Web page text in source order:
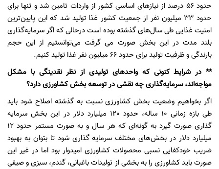
حدود 56 درصد از نیازهای اساسی کشور از واردات تامین شد و تنها برای
حدود 33 میلیون نفر از جمعیت کشور غذا تولید شد که این پایین‌ترین
امنیت غذایی طی سال‌های گذشته بوده است درحالی که اگر سرمایه‌گذاری
بلند مدت در این بخش صورت می گرفت می‌توانستیم از این حجم
بارندگی و ظرفیت تولید برای حدود 66 میلیون نفر غذا تولید کنیم.
** در شرایط کنونی که واحدهای تولیدی از نظر نقدینگی با مشکل
مواجه‌اند، سرمایه‌گذاری چه نقشی در توسعه بخش کشاورزی دارد؟
اگر بخواهیم وضعیت بخش کشاورزی نسبت به گذشته اصلاح شود باید
طی بازه زمانی 10 ساله، حدود 120 میلیارد دلار در این بخش سرمایه
گذاری صورت گیرد به گونه‌ای که هر سال و به صورت مستمر حدود 12
میلیارد دلار در بخش‌های مختلف سرمایه گذاری شود تا بتوان به بهبود
ضریب خودکفایی نسبی محصولات کشاورزی امیدوار بود اما در غیر این
صورت باید کشاورزی را به بخشی از تولیدات باغبانی، ‌گندم، سبزی و صیفی